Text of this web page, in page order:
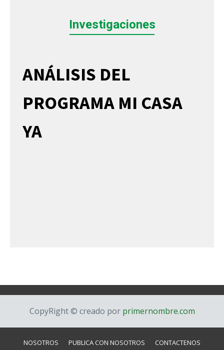
Investigaciones
ANÁLISIS DEL
PROGRAMA MI CASA
YA
CopyRight © creado porprimernombre.com
NOSOTROS PUBLICA CON NOSOTROS CONTACTENOS